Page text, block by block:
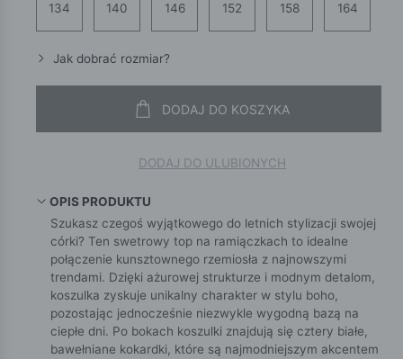
134 140 146 152 158 164
Jak dobrać rozmiar?
DODAJ DO KOSZYKA
DODAJ DO ULUBIONYCH
OPIS PRODUKTU
Szukasz czegoś wyjątkowego do letnich stylizacji swojej
córki? Ten swetrowy top na ramiączkach to idealne
połączenie kunsztownego rzemiosła z najnowszymi
trendami. Dzięki ażurowej strukturze i modnym detalom,
koszulka zyskuje unikalny charakter w stylu boho,
pozostając jednocześnie niezwykle wygodną bazą na
ciepłe dni. Po bokach koszulki znajdują się cztery białe,
bawełniane kokardki, które są najmodniejszym akcentem